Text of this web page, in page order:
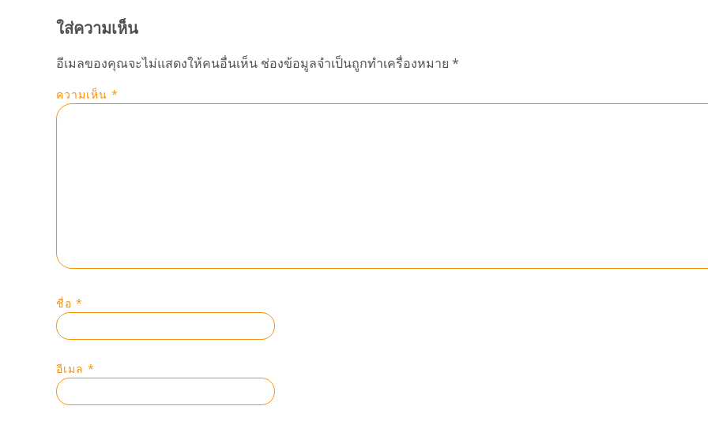
ใส่ความเห็น
อีเมลของคุณจะไม่แสดงให้คนอื่นเห็น ช่องข้อมูลจำเป็นถูกทำเครื่องหมาย *
ความเห็น *
ชื่อ *
อีเมล *